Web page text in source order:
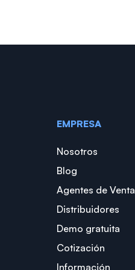
EMPRESA
Nosotros
Blog
Agentes de Venta
Distribuidores
Demo gratuita
Cotización
Información